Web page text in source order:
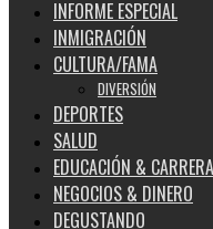
INFORME ESPECIAL
INMIGRACIÓN
CULTURA/FAMA
DIVERSIÓN
DEPORTES
SALUD
EDUCACIÓN &
NEGOCIOS & DINERO
DEGUSTANDO